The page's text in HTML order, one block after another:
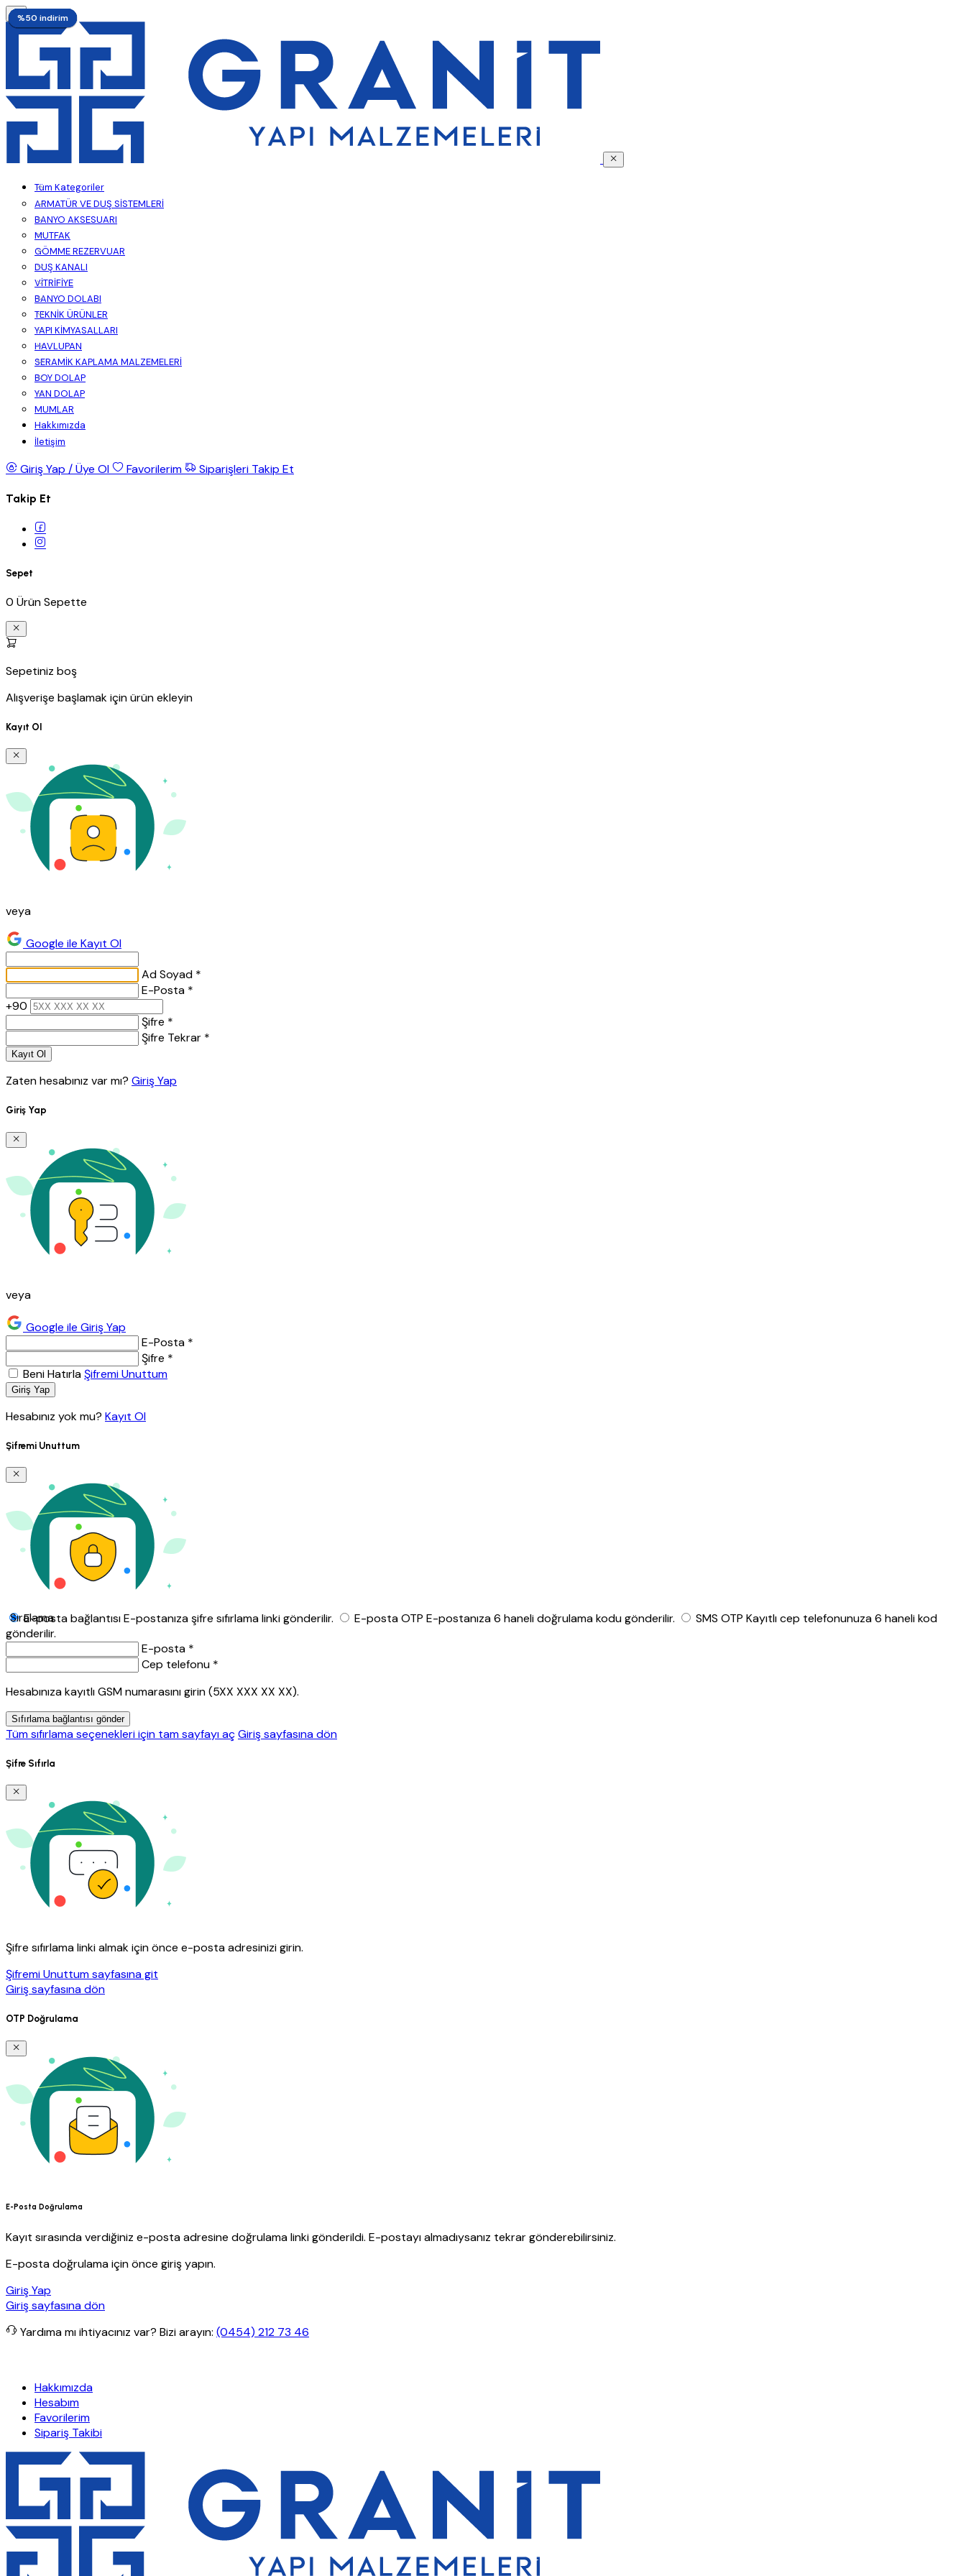
Tüm Kategoriler
ARMATÜR VE DUŞ SİSTEMLERİ
BANYO AKSESUARI
MUTFAK
GÖMME REZERVUAR
DUŞ KANALI
VİTRİFİYE
BANYO DOLABI
TEKNİK ÜRÜNLER
YAPI KİMYASALLARI
HAVLUPAN
SERAMİK KAPLAMA MALZEMELERİ
BOY DOLAP
YAN DOLAP
MUMLAR
Hakkımızda
İletişim
Giriş Yap / Üye Ol Favorilerim Siparişleri Takip Et
Takip Et
Sepet
0 Ürün Sepette
Sepetiniz boş
Alışverişe başlamak için ürün ekleyin
Kayıt Ol
veya
Google ile Kayıt Ol
Ad Soyad *
E-Posta *
+90
Şifre *
Şifre Tekrar *
Kayıt Ol
Zaten hesabınız var mı? Giriş Yap
Giriş Yap
veya
Google ile Giriş Yap
E-Posta *
Şifre *
Beni HatırlaŞifremi Unuttum
Giriş Yap
Hesabınız yok mu? Kayıt Ol
Şifremi Unuttum
E-posta bağlantısıE-postanıza şifre sıfırlama linki gönderilir. E-posta OTP E-postanıza 6 haneli doğrulama kodu gönderilir. SMS OTP Kayıtlı cep telefonunuza 6 haneli kod
gönderilir.
E-posta *
Cep telefonu *
Hesabınıza kayıtlı GSM numarasını girin (5XX XXX XX XX).
Sıfırlama bağlantısı gönder
Tüm sıfırlama seçenekleri için tam sayfayı açGiriş sayfasına dön
Şifre Sıfırla
Şifre sıfırlama linki almak için önce e-posta adresinizi girin.
Şifremi Unuttum sayfasına git
Giriş sayfasına dön
OTP Doğrulama
E-Posta Doğrulama
Kayıt sırasında verdiğiniz e-posta adresine doğrulama linki gönderildi. E-postayı almadıysanız tekrar gönderebilirsiniz.
E-posta doğrulama için önce giriş yapın.
Giriş Yap
Giriş sayfasına dön
Yardıma mı ihtiyacınız var? Bizi arayın: (0454) 212 73 46
Hakkımızda
Hesabım
Favorilerim
Sipariş Takibi
Sıralama
%50 indirim
%50 indirim
%18 indirim
%18 indirim
%15 indirim
%18 indirim
%18 indirim
%18 indirim
%10 indirim
%3 indirim
%50 indirim
%50 indirim
%50 indirim